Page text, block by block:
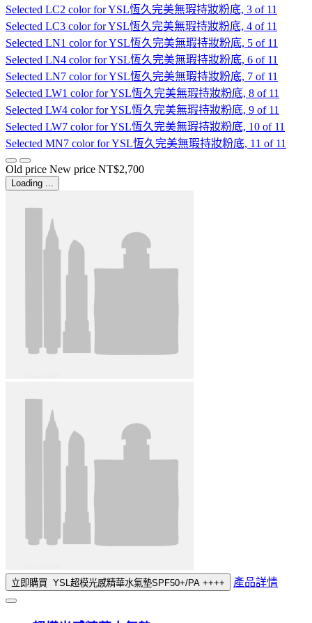
Selected LC2 color for YSL恆久完美無瑕持妝粉底, 3 of 11
Selected LC3 color for YSL恆久完美無瑕持妝粉底, 4 of 11
Selected LN1 color for YSL恆久完美無瑕持妝粉底, 5 of 11
Selected LN4 color for YSL恆久完美無瑕持妝粉底, 6 of 11
Selected LN7 color for YSL恆久完美無瑕持妝粉底, 7 of 11
Selected LW1 color for YSL恆久完美無瑕持妝粉底, 8 of 11
Selected LW4 color for YSL恆久完美無瑕持妝粉底, 9 of 11
Selected LW7 color for YSL恆久完美無瑕持妝粉底, 10 of 11
Selected MN7 color for YSL恆久完美無瑕持妝粉底, 11 of 11
Old price New price NT$2,700
Loading ...
立即購買 YSL超模光感精華水氣墊SPF50+/PA ++++ 產品詳情